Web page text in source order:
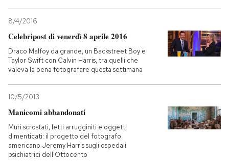
PODCAST
I MIEI PREFERITI
SHOP
8/4/2016
Celebripost di venerdì 8 aprile 2016
Draco Malfoy da grande, un Backstreet Boy e
Taylor Swift con Calvin Harris, tra quelli che
valeva la pena fotografare questa settimana
10/5/2013
Manicomi abbandonati
Muri scrostati, letti arrugginiti e oggetti
dimenticati: il progetto del fotografo
americano Jeremy Harris sugli ospedali
psichiatrici dell'Ottocento